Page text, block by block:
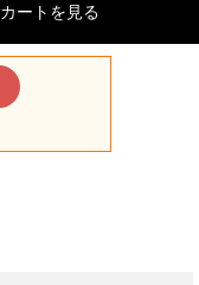
カートを見る